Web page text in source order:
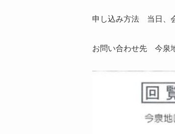
申し込み方法 当日、
お問い合わせ先 今泉